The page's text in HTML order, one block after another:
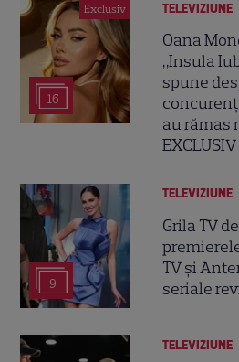
Exclusiv
16
TELEVIZIUNE
Oana
„Insula
spune
au rămas
EXCLUSIV
9
TELEVIZIUNE
Grila TV
TV și
seriale
TELEVIZIUNE